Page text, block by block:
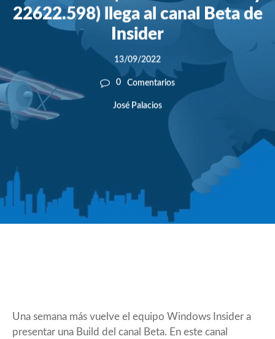
22622.598) llega al canal Beta de
Insider
13/09/2022
0 Comentarios
José Palacios
Una semana más vuelve el equipo Windows Insider a
presentar una Build del canal Beta. En este canal